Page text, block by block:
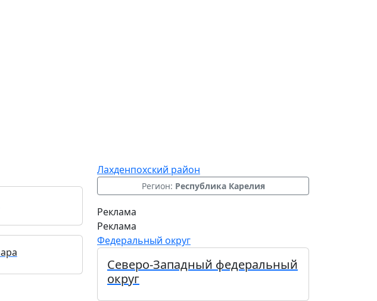
Лахденпохский район
Регион: Республика Карелия
Реклама
Реклама
Федеральный округ
Северо-Западный федеральный
округ